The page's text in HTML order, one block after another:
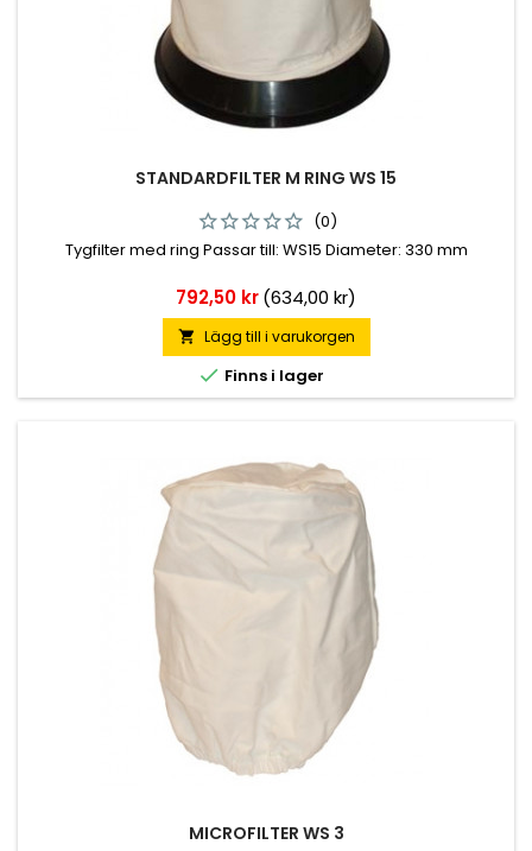
STANDARDFILTER M RING WS 15
(0)
Tygfilter med ring Passar till: WS15 Diameter: 330 mm
Pris
792,50 kr(634,00 kr)
 Lägg till i varukorgen
 Finns i lager
MICROFILTER WS 3